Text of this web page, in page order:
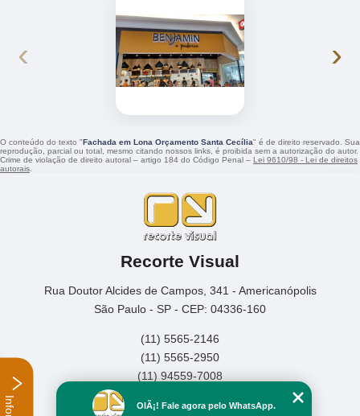
‹ ›
O conteúdo do texto "Fachada em Lona Orçamento Santa Cecília" é de direito reservado. Sua
reprodução, parcial ou total, mesmo citando nossos links, é proibida sem a autorização do autor.
Crime de violação de direito autoral – artigo 184 do Código Penal – Lei 9610/98 - Lei de direitos
autorais
Recorte Visual
Rua Doutor Alcides de Campos, 341 - Americanópolis
São Paulo - SP - CEP: 04336-160
(11) 5565-2146
(11) 5565-2950
(11) 94559-7008
Home
OlÃ¡! Fale agora pelo WhatsApp.